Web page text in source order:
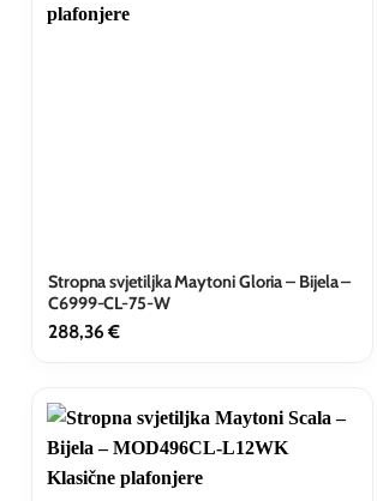
Stropna svjetiljka Maytoni Gloria – Bijela –
C6999-CL-75-W
288,36 €